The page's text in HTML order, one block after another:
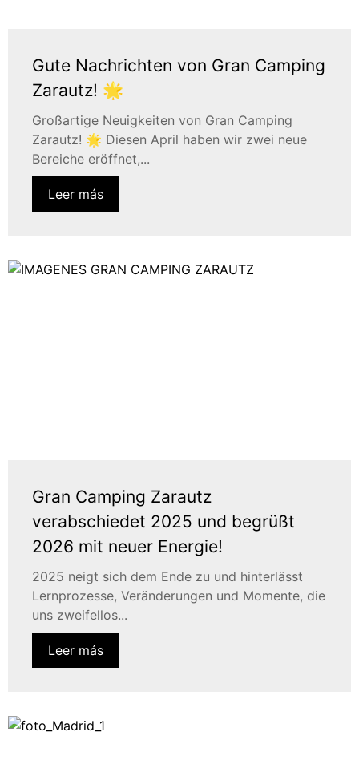
Gute Nachrichten von Gran Camping
Zarautz! 🌟
Großartige Neuigkeiten von Gran Camping
Zarautz! 🌟 Diesen April haben wir zwei neue
Bereiche eröffnet,...
Leer más
Gran Camping Zarautz
verabschiedet 2025 und begrüßt
2026 mit neuer Energie!
2025 neigt sich dem Ende zu und hinterlässt
Lernprozesse, Veränderungen und Momente, die
uns zweifellos...
Leer más